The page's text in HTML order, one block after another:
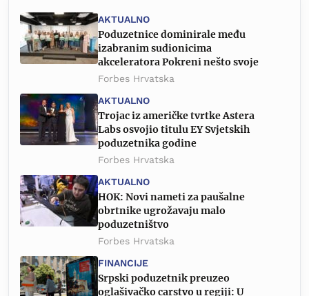
AKTUALNO
Poduzetnice dominirale među
izabranim sudionicima
akceleratora Pokreni nešto svoje
Forbes Hrvatska
AKTUALNO
Trojac iz američke tvrtke Astera
Labs osvojio titulu EY Svjetskih
poduzetnika godine
Forbes Hrvatska
AKTUALNO
HOK: Novi nameti za paušalne
obrtnike ugrožavaju malo
poduzetništvo
Forbes Hrvatska
FINANCIJE
Srpski poduzetnik preuzeo
oglašivačko carstvo u regiji: U